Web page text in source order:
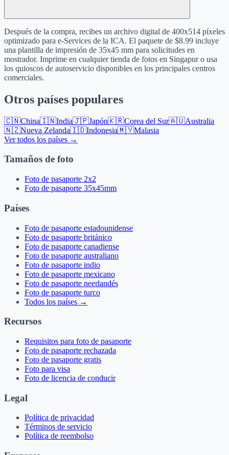
Después de la compra, recibes un archivo digital de 400x514 píxeles
optimizado para e-Services de la ICA. El paquete de $8.99 incluye
una plantilla de impresión de 35x45 mm para solicitudes en
mostrador. Imprime en cualquier tienda de fotos en Singapur o usa
los quioscos de autoservicio disponibles en los principales centros
comerciales.
Otros países populares
🇨🇳China🇮🇳India🇯🇵Japón🇰🇷Corea del Sur🇦🇺Australia
🇳🇿Nueva Zelanda🇮🇩Indonesia🇲🇾Malasia
Ver todos los países →
Tamaños de foto
Foto de pasaporte 2x2
Foto de pasaporte 35x45mm
Países
Foto de pasaporte estadounidense
Foto de pasaporte británico
Foto de pasaporte canadiense
Foto de pasaporte australiano
Foto de pasaporte indio
Foto de pasaporte mexicano
Foto de pasaporte neerlandés
Foto de pasaporte turco
Todos los países →
Recursos
Requisitos para foto de pasaporte
Foto de pasaporte rechazada
Foto de pasaporte gratis
Foto para visa
Foto de licencia de conducir
Legal
Política de privacidad
Términos de servicio
Política de reembolso